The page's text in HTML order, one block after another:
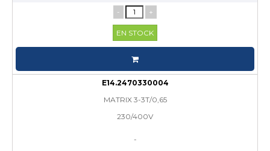
- +
EN STOCK
E14.2470330004
MATRIX 3-3T/0,65
230/400V
-